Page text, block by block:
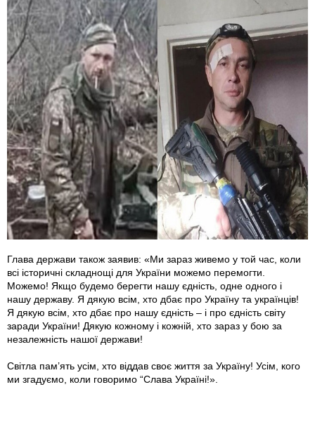
Глава держави також заявив: «Ми зараз живемо у той час, коли
всі історичні складнощі для України можемо перемогти.
Можемо! Якщо будемо берегти нашу єдність, одне одного і
нашу державу. Я дякую всім, хто дбає про Україну та українців!
Я дякую всім, хто дбає про нашу єдність – і про єдність світу
заради України! Дякую кожному і кожній, хто зараз у бою за
незалежність нашої держави!
Світла пам’ять усім, хто віддав своє життя за Україну! Усім, кого
ми згадуємо, коли говоримо “Слава Україні!».